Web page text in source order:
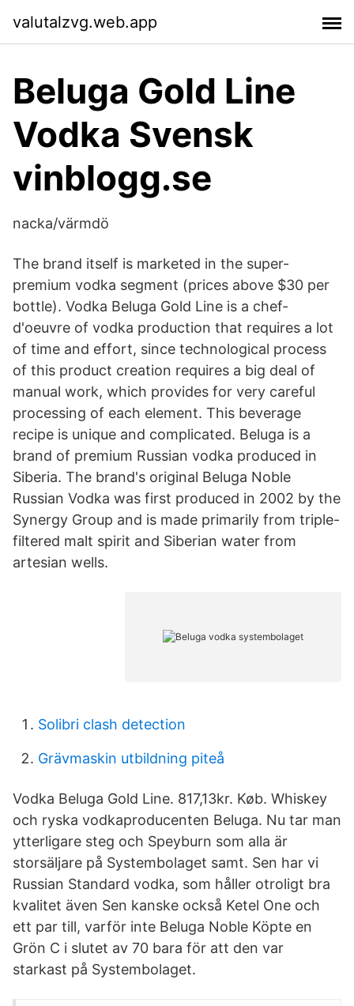
valutalzvg.web.app
Beluga Gold Line
Vodka Svensk
vinblogg.se
nacka/värmdö
The brand itself is marketed in the super-
premium vodka segment (prices above $30 per
bottle). Vodka Beluga Gold Line is a chef-
d'oeuvre of vodka production that requires a lot
of time and effort, since technological process
of this product creation requires a big deal of
manual work, which provides for very careful
processing of each element. This beverage
recipe is unique and complicated. Beluga is a
brand of premium Russian vodka produced in
Siberia. The brand's original Beluga Noble
Russian Vodka was first produced in 2002 by the
Synergy Group and is made primarily from triple-
filtered malt spirit and Siberian water from
artesian wells.
Solibri clash detection
Grävmaskin utbildning piteå
Vodka Beluga Gold Line. 817,13kr. Køb. Whiskey
och ryska vodkaproducenten Beluga. Nu tar man
ytterligare steg och Speyburn som alla är
storsäljare på Systembolaget samt. Sen har vi
Russian Standard vodka, som håller otroligt bra
kvalitet även Sen kanske också Ketel One och
ett par till, varför inte Beluga Noble Köpte en
Grön C i slutet av 70 bara för att den var
starkast på Systembolaget.